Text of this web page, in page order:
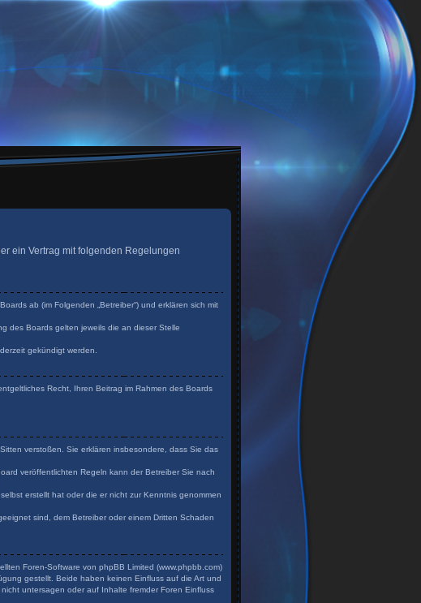
ein Vertrag mit folgenden Regelungen
ab (im Folgenden „Betreiber“) und erklären sich mit
des Boards gelten jeweils die an dieser Stelle
gekündigt werden.
Recht, Ihren Beitrag im Rahmen des Boards
verstoßen. Sie erklären insbesondere, dass Sie das
veröffentlichten Regeln kann der Betreiber Sie nach
erstellt hat oder die er nicht zur Kenntnis genommen
sind, dem Betreiber oder einem Dritten Schaden
Foren-Software von phpBB Limited (www.phpbb.com)
gestellt. Beide haben keinen Einfluss auf die Art und
untersagen oder auf Inhalte fremder Foren Einfluss